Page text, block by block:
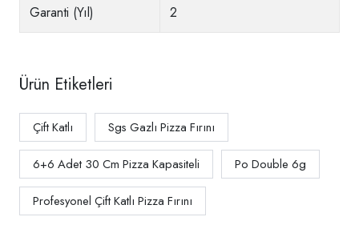
Garanti (Yıl) 2
Ürün Etiketleri
Çift Katlı Sgs Gazlı Pizza Fırını
6+6 Adet 30 Cm Pizza Kapasiteli Po Double 6g
Profesyonel Çift Katlı Pizza Fırını